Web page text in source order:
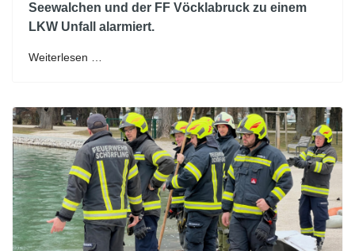
Seewalchen und der FF Vöcklabruck zu einem
LKW Unfall alarmiert.
Weiterlesen …